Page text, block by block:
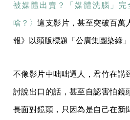
被媒體出賣？「媒體洗腦」完
啥？〉這支影片，甚至突破百萬
報》以頭版標題「公廣集團染綠」
不像影片中咄咄逼人，君竹在講
討說出口的話，甚至自認害怕鏡
長面對鏡頭，只因為是自己在新